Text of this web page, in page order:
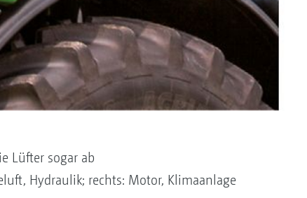
Lüfter sogar ab
Hydraulik; rechts: Motor, Klimaanlage